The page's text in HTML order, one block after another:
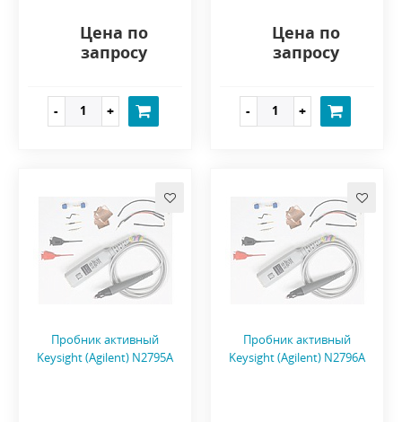
Цена по
запросу
Цена по
запросу
Пробник активный
Keysight (Agilent) N2795A
Пробник активный
Keysight (Agilent) N2796A